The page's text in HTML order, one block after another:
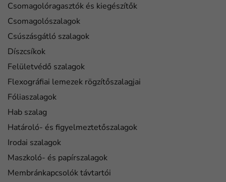
Csomagolóragasztók és kiegészítők
Csomagolószalagok
Csúszásgátló szalagok
Díszcsíkok
Felületvédő szalagok
Flexográfiai lemezek rögzítőszalagjai
Fóliaszalagok
Hab szalag
Határoló- és figyelmeztetőszalagok
Irodai szalagok
Maszkoló- és papírszalagok
Membránkapcsolók távtartói